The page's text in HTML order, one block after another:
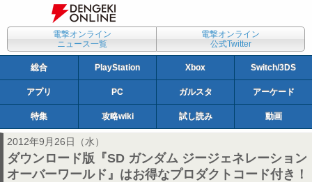
電撃オンライン
ニュース一覧
電撃オンライン
公式Twitter
総合 PlayStation Xbox Switch/3DS
アプリ PC ガルスタ アーケード
特集 攻略wiki 試し読み 動画
2012年9月26日（水）
ダウンロード版『SD ガンダム ジージェネレーション
オーバーワールド』はお得なプロダクトコード付き！